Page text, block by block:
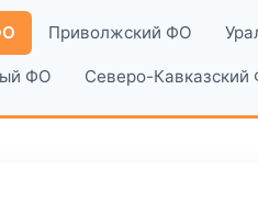
Приволжский ФО
ФО Северо-Кавказский